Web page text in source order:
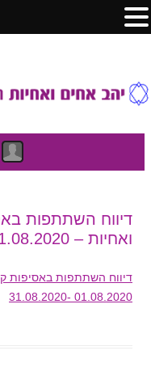
דיווח השתתפות
ואחיות – 01.08.2020 -31.08.2020
דיווח השתתפות באסיפות
01.08.2020 -31.08.2020